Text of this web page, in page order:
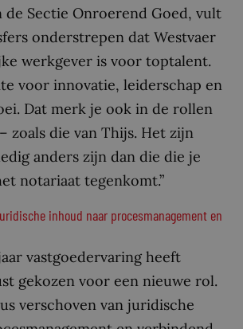
Sectie Onroerend Goed, vult
onderstrepen dat Westvaer
werkgever is voor toptalent.
voor innovatie, leiderschap en
Dat merk je ook in de rollen
zoals die van Thijs. Het zijn
anders zijn dan die die je
notariaat tegenkomt.”
inhoud naar procesmanagement en
vastgoedervaring heeft
gekozen voor een nieuwe rol.
verschoven van juridische